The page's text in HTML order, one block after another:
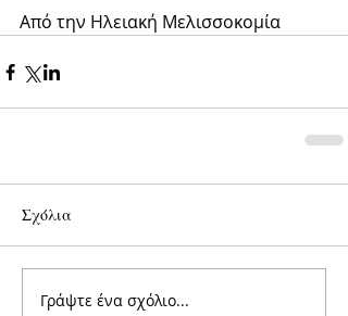
Από την Ηλειακή Μελισσοκομία
Σχόλια
Γράψτε ένα σχόλιο...